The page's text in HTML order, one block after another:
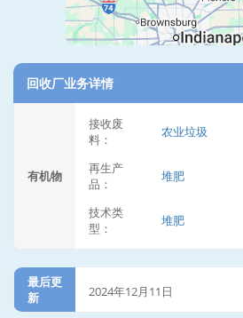
回收厂业务详情
有机物
接收废
料：
农业垃圾
再生产
品：
堆肥
技术类
型：
堆肥
最后更
新
2024年12月11日